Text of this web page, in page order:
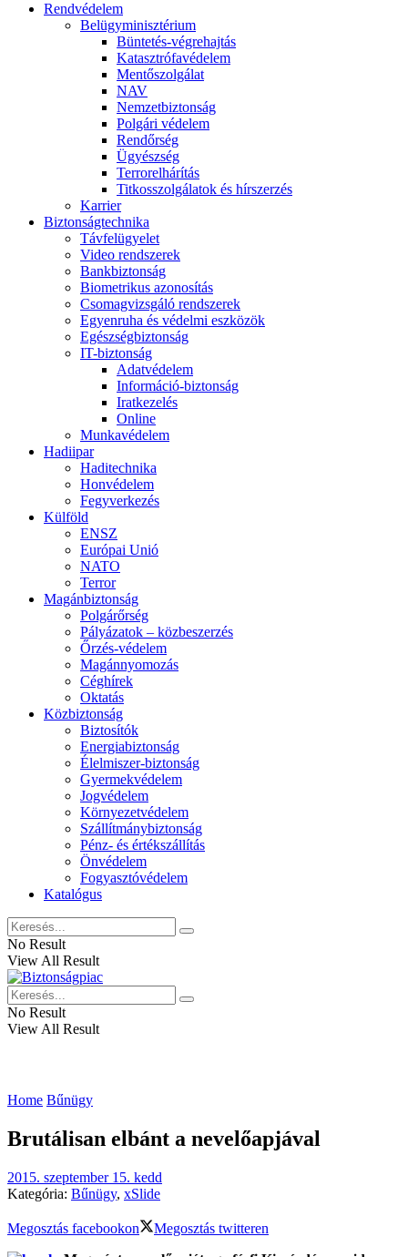
Rendvédelem
Belügyminisztérium
Büntetés-végrehajtás
Katasztrófavédelem
Mentőszolgálat
NAV
Nemzetbiztonság
Polgári védelem
Rendőrség
Ügyészség
Terrorelhárítás
Titkosszolgálatok és hírszerzés
Karrier
Biztonságtechnika
Távfelügyelet
Video rendszerek
Bankbiztonság
Biometrikus azonosítás
Csomagvizsgáló rendszerek
Egyenruha és védelmi eszközök
Egészségbiztonság
IT-biztonság
Adatvédelem
Információ-biztonság
Iratkezelés
Online
Munkavédelem
Hadiipar
Haditechnika
Honvédelem
Fegyverkezés
Külföld
ENSZ
Európai Unió
NATO
Terror
Magánbiztonság
Polgárőrség
Pályázatok – közbeszerzés
Őrzés-védelem
Magánnyomozás
Céghírek
Oktatás
Közbiztonság
Biztosítók
Energiabiztonság
Élelmiszer-biztonság
Gyermekvédelem
Jogvédelem
Környezetvédelem
Szállítmánybiztonság
Pénz- és értékszállítás
Önvédelem
Fogyasztóvédelem
Katalógus
No Result
View All Result
No Result
View All Result
Home Bűnügy
Brutálisan elbánt a nevelőapjával
2015. szeptember 15. kedd
Kategória: Bűnügy, xSlide
Megosztás facebookon
Megosztás twitteren